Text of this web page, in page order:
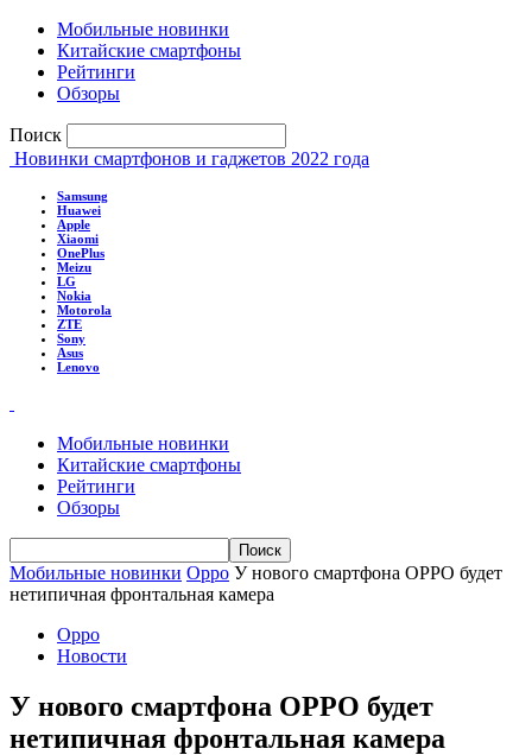
Мобильные новинки
Китайские смартфоны
Рейтинги
Обзоры
Поиск
Новинки смартфонов и гаджетов 2022 года
Samsung
Huawei
Apple
Xiaomi
OnePlus
Meizu
LG
Nokia
Motorola
ZTE
Sony
Asus
Lenovo
Мобильные новинки
Китайские смартфоны
Рейтинги
Обзоры
Мобильные новинки Oppo У нового смартфона OPPO будет
нетипичная фронтальная камера
Oppo
Новости
У нового смартфона OPPO будет
нетипичная фронтальная камера